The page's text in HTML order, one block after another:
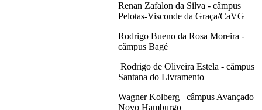
Renan Zafalon da Silva - câmpus
Pelotas-Visconde da Graça/CaVG
Rodrigo Bueno da Rosa Moreira -
câmpus Bagé
Rodrigo de Oliveira Estela - câmpus
Santana do Livramento
Wagner Kolberg– câmpus Avançado
Novo Hamburgo